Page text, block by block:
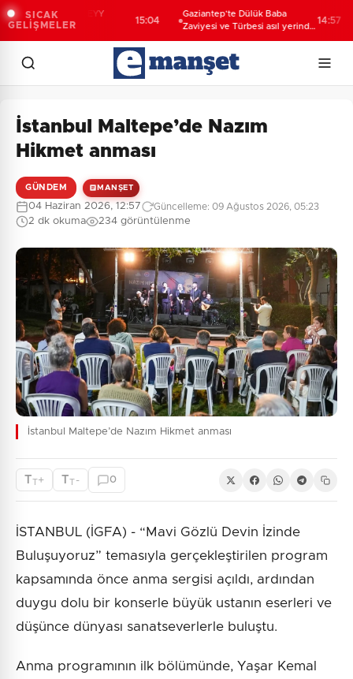
SICAK
GELİŞMELER
Yozgat’ta EYY
ziyaret
15:04
Gaziantep’te Dülük Baba
Zaviyesi ve Türbesi asıl yerinde
14:57
İstanbul Maltepe’de Nazım
Hikmet anması
GÜNDEM MANŞET
04 Haziran 2026, 12:57 Güncelleme: 09 Ağustos 2026, 05:23
2 dk okuma 234 görüntülenme
İstanbul Maltepe’de Nazım Hikmet anması
TT+ TT - 0
İSTANBUL (İGFA) - “Mavi Gözlü Devin İzinde
Buluşuyoruz” temasıyla gerçekleştirilen program
kapsamında önce anma sergisi açıldı, ardından
duygu dolu bir konserle büyük ustanın eserleri ve
düşünce dünyası sanatseverlerle buluştu.
Anma programının ilk bölümünde, Yaşar Kemal